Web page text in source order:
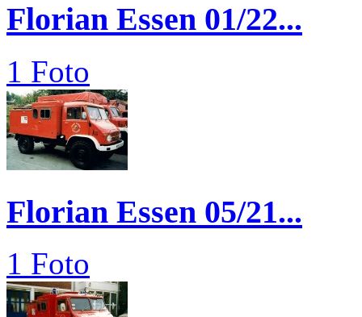
Florian Essen 01/22...
1 Foto
Florian Essen 05/21...
1 Foto